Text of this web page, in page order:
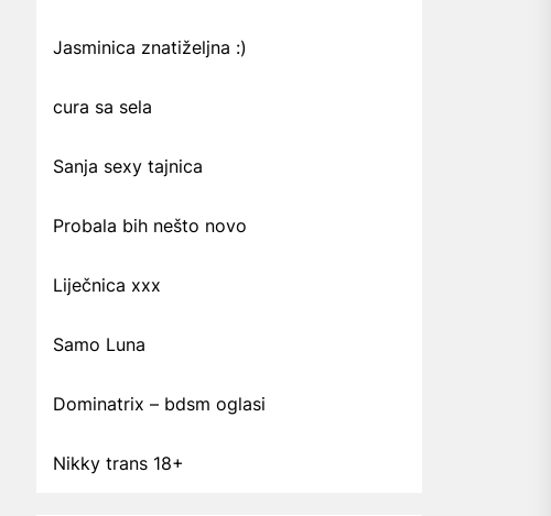
Jasminica znatiželjna :)
cura sa sela
Sanja sexy tajnica
Probala bih nešto novo
Liječnica xxx
Samo Luna
Dominatrix – bdsm oglasi
Nikky trans 18+